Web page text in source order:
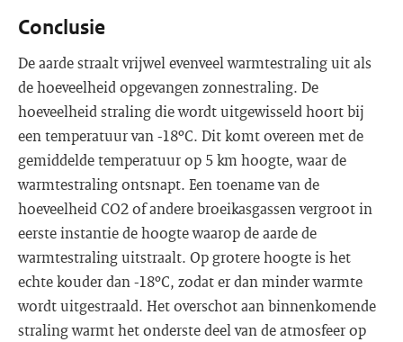
Conclusie
De aarde straalt vrijwel evenveel warmtestraling uit als
de hoeveelheid opgevangen zonnestraling. De
hoeveelheid straling die wordt uitgewisseld hoort bij
een temperatuur van -18ºC. Dit komt overeen met de
gemiddelde temperatuur op 5 km hoogte, waar de
warmtestraling ontsnapt. Een toename van de
hoeveelheid CO2 of andere broeikasgassen vergroot in
eerste instantie de hoogte waarop de aarde de
warmtestraling uitstraalt. Op grotere hoogte is het
echte kouder dan -18ºC, zodat er dan minder warmte
wordt uitgestraald. Het overschot aan binnenkomende
straling warmt het onderste deel van de atmosfeer op